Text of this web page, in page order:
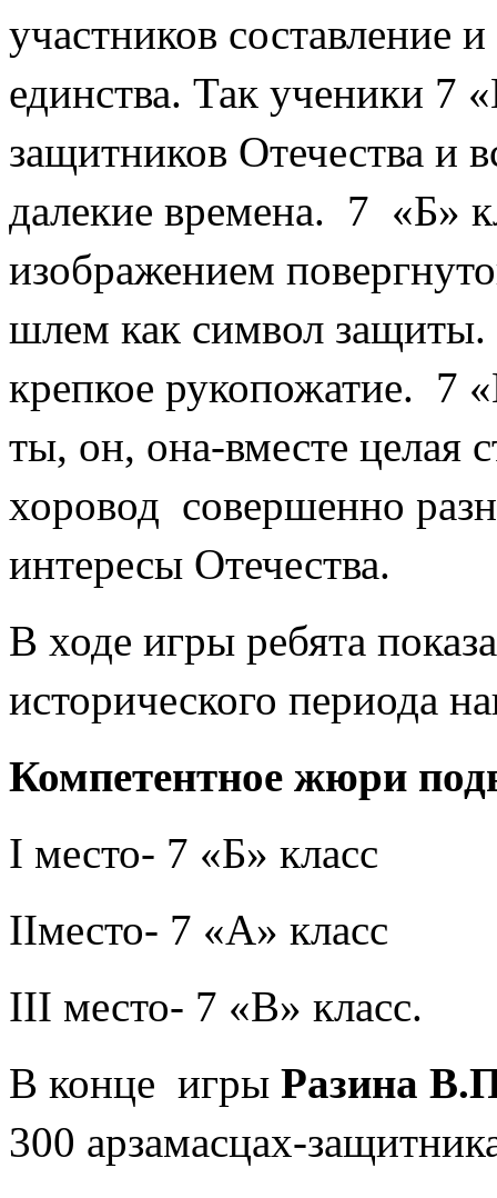
участников составление
единства. Так ученики 7
защитников Отечества и
далекие времена. 7 «Б»
изображением
шлем как символ защиты.
крепкое рукопожатие. 7
ты, он, она-вместе целая
хоровод совершенно
интересы Отечества.
В ходе игры ребята
исторического периода
Компетентное жюри
I место- 7 «Б» класс
IIместо- 7 «А» класс
III место- 7 «В» класс.
В конце игры Разина
300 арзамасцах-